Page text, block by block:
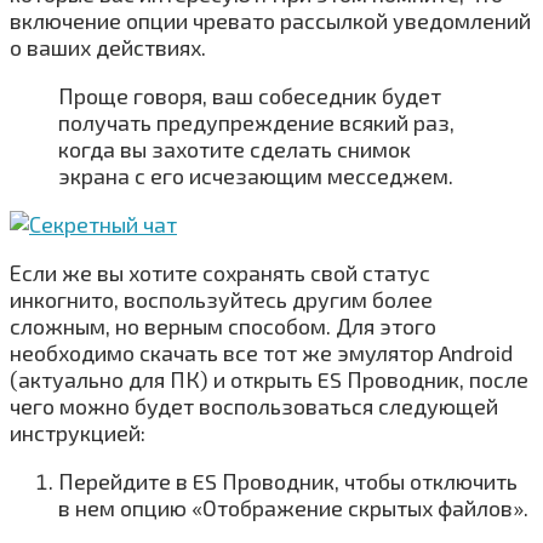
включение опции чревато рассылкой уведомлений
о ваших действиях.
Проще говоря, ваш собеседник будет
получать предупреждение всякий раз,
когда вы захотите сделать снимок
экрана с его исчезающим месседжем.
Если же вы хотите сохранять свой статус
инкогнито, воспользуйтесь другим более
сложным, но верным способом. Для этого
необходимо скачать все тот же эмулятор Android
(актуально для ПК) и открыть ES Проводник, после
чего можно будет воспользоваться следующей
инструкцией:
Перейдите в ES Проводник, чтобы отключить
в нем опцию «Отображение скрытых файлов».